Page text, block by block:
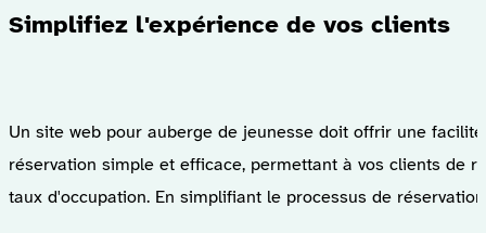
Simplifiez l'expérience de vos clients
Un site web pour auberge de jeunesse doit offrir une
réservation simple et efficace, permettant à vos clients de
taux d'occupation. En simplifiant le processus de